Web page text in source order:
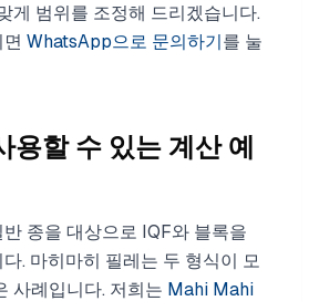
게 범위를 조정해 드리겠습니다.
WhatsApp으로 문의하기를 눌
용할 수 있는 계산 예
종을 대상으로 IQF와 블록을
. 마히마히 필레는 두 형식이 모
사례입니다. 저희는 Mahi Mahi